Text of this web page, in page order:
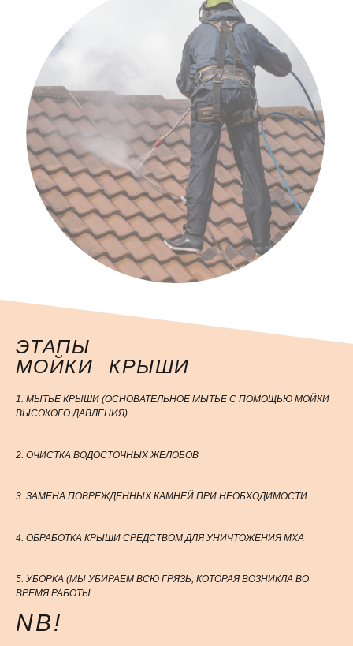
ЭТАПЫ
МОЙКИ КРЫШИ
1. МЫТЬЕ КРЫШИ (ОСНОВАТЕЛЬНОЕ МЫТЬЕ С ПОМОЩЬЮ МОЙКИ
ВЫСОКОГО ДАВЛЕНИЯ)
2. ОЧИСТКА ВОДОСТОЧНЫХ ЖЕЛОБОВ
3. ЗАМЕНА ПОВРЕЖДЕННЫХ КАМНЕЙ ПРИ НЕОБХОДИМОСТИ
4. ОБРАБОТКА КРЫШИ СРЕДСТВОМ ДЛЯ УНИЧТОЖЕНИЯ МХА
5. УБОРКА (МЫ УБИРАЕМ ВСЮ ГРЯЗЬ, КОТОРАЯ ВОЗНИКЛА ВО
ВРЕМЯ РАБОТЫ
NB!